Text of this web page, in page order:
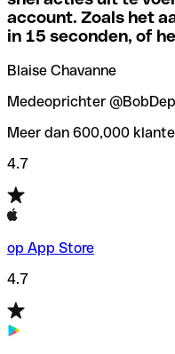
Als je niet zeker weet
gebruiken, hebben we
banknaam ontwikkeld.
Om deze vervelende
Qonto eenSWIFT codes
voordat je geld
account. Zoals het
in 15 seconden, of
Blaise Chavanne
Medeoprichter
Meer dan 600,000
4.7
op App Store
4.7